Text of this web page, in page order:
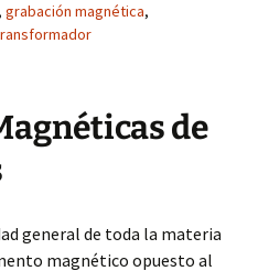
, grabación magnética,
de
general de toda la materia
magnético opuesto al